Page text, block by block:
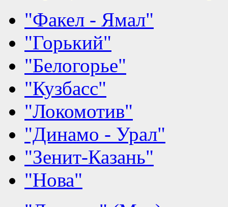
"Факел - Ямал"
"Горький"
"Белогорье"
"Кузбасс"
"Локомотив"
"Динамо - Урал"
"Зенит-Казань"
"Нова"